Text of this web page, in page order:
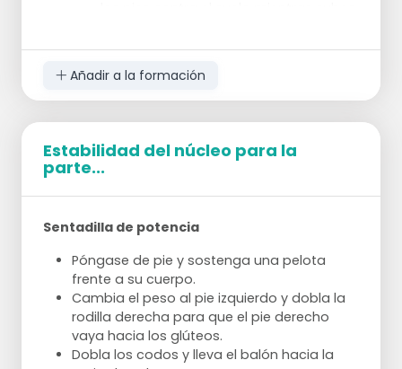
se tensen
Crunch de pie
Póngase de pie con la pierna izquierda
delante de la derecha.
Cambia el peso a la pierna delantera y
levanta la rodilla derecha hasta la
cadera
Póngase de puntillas con el pie
cierre las manos en un puño
Sube todo lo que puedas, aguanta un
momento y vuelve a la posición inicial
Cada pierna 10 veces
Postura de la silla
Párate derecho
Brazos por encima de la cabeza y
Añadir a la formación
Estabilidad del núcleo para la
parte...
Sentadilla de potencia
Póngase de pie y sostenga una pelota
frente a su cuerpo.
Cambia el peso al pie izquierdo y dobla la
rodilla derecha para que el pie derecho
vaya hacia los glúteos.
Dobla los codos y lleva el balón hacia la